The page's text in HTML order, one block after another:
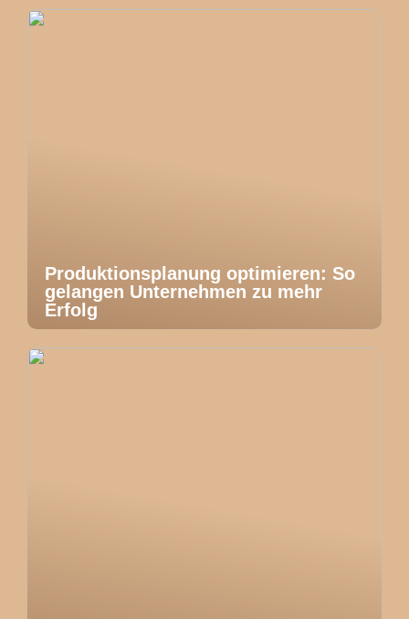
Produktionsplanung optimieren: So
gelangen Unternehmen zu mehr
Erfolg